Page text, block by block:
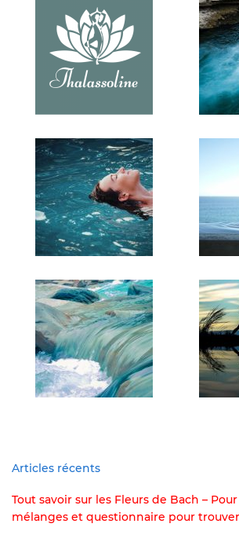
Articles récents
Tout savoir sur les Fleurs de Bach –
mélanges et questionnaire pour